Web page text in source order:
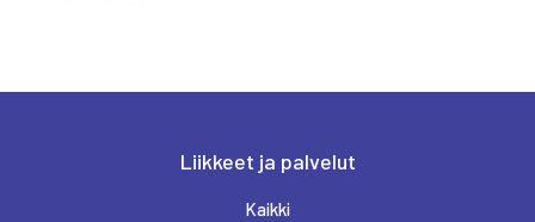
Liikkeet ja palvelut
Kaikki